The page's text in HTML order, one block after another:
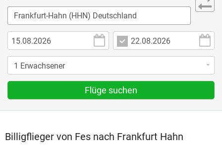
Flüge suchen
Billigflieger von Fes nach Frankfurt Hahn